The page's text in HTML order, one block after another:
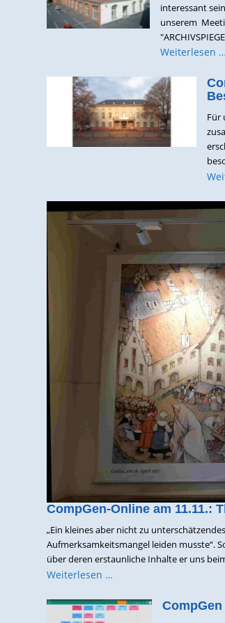
interessant
unserem
Weiterlesen …
Für
CompGen-Online am 11.11.:
„Ein kleines aber nicht zu
Aufmerksamkeitsmangel leiden musste“.
über deren erstaunliche Inhalte er uns
Weiterlesen …